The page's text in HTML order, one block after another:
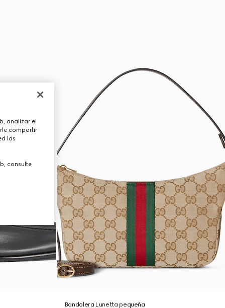
Bandolera Lunetta pequeña
analizar el
compartir
las
consulte